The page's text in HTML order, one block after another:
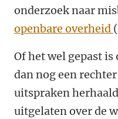
onderzoek naar
openbare overheid
Of het wel gepast
dan nog een
uitspraken
uitgelaten over de